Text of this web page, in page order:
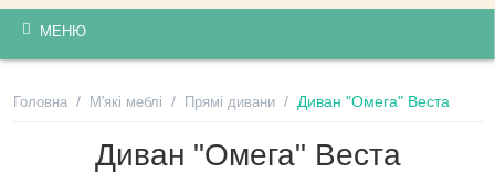
МЕНЮ
Головна / М'які меблі / Прямі дивани / Диван "Омега" Веста
Диван "Омега" Веста